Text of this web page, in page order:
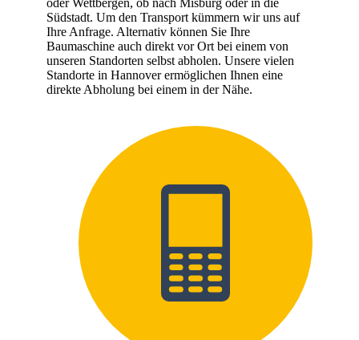
oder Wettbergen, ob nach Misburg oder in die
Südstadt. Um den Transport kümmern wir uns auf
Ihre Anfrage. Alternativ können Sie Ihre
Baumaschine auch direkt vor Ort bei einem von
unseren Standorten selbst abholen. Unsere vielen
Standorte in Hannover ermöglichen Ihnen eine
direkte Abholung bei einem in der Nähe.